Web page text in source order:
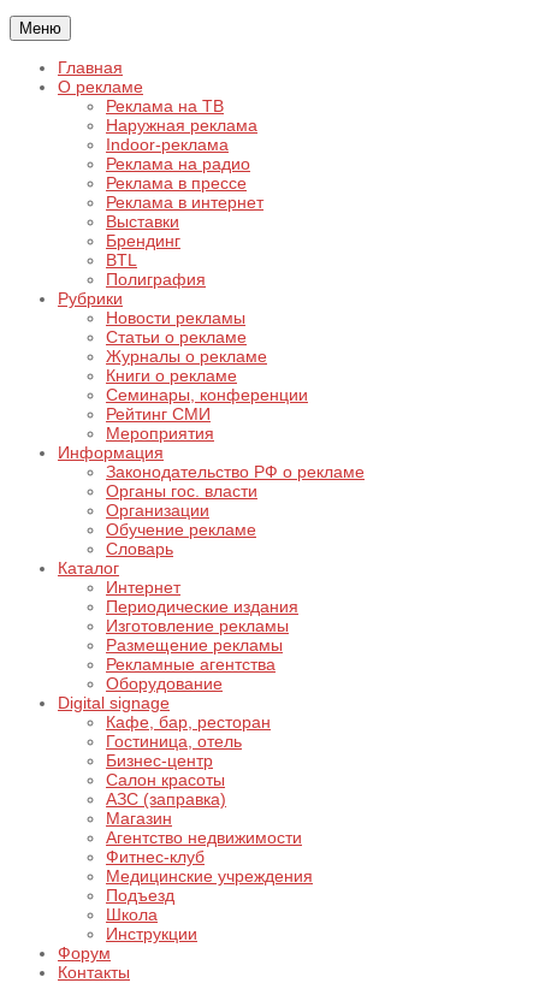
Меню
Главная
О рекламе
Реклама на ТВ
Наружная реклама
Indoor-реклама
Реклама на радио
Реклама в прессе
Реклама в интернет
Выставки
Брендинг
BTL
Полиграфия
Рубрики
Новости рекламы
Статьи о рекламе
Журналы о рекламе
Книги о рекламе
Семинары, конференции
Рейтинг СМИ
Мероприятия
Информация
Законодательство РФ о рекламе
Органы гос. власти
Организации
Обучение рекламе
Словарь
Каталог
Интернет
Периодические издания
Изготовление рекламы
Размещение рекламы
Рекламные агентства
Оборудование
Digital signage
Кафе, бар, ресторан
Гостиница, отель
Бизнес-центр
Салон красоты
АЗС (заправка)
Магазин
Агентство недвижимости
Фитнес-клуб
Медицинские учреждения
Подъезд
Школа
Инструкции
Форум
Контакты